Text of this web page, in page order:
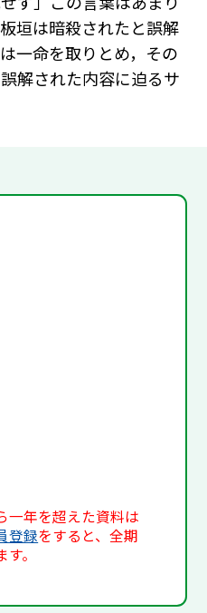
垣は暗殺されたと誤解
一命を取りとめ，その
解された内容に迫るサ
一年を超えた資料は
登録をすると、全期
。